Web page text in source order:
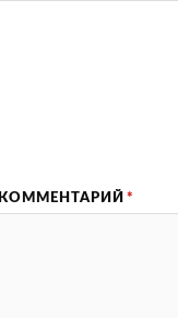
КОММЕНТАРИЙ *